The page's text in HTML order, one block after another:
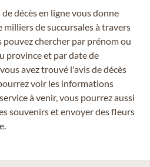
décès en ligne vous donne
milliers de succursales à travers
chercher par prénom ou
province et par date de
avez trouvé l'avis de décès
voir les informations
à venir, vous pourrez aussi
souvenirs et envoyer des fleurs